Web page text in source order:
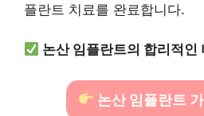
플란트 치료를 완료합니다.
논산 임플란트의 합리적인
논산 임플란트